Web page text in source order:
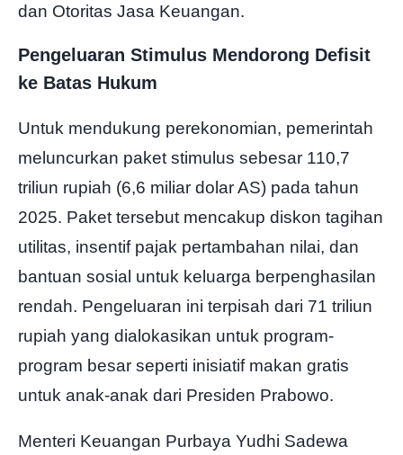
dan Otoritas Jasa Keuangan.
Pengeluaran Stimulus Mendorong Defisit
ke Batas Hukum
Untuk mendukung perekonomian, pemerintah
meluncurkan paket stimulus sebesar 110,7
triliun rupiah (6,6 miliar dolar AS) pada tahun
2025. Paket tersebut mencakup diskon tagihan
utilitas, insentif pajak pertambahan nilai, dan
bantuan sosial untuk keluarga berpenghasilan
rendah. Pengeluaran ini terpisah dari 71 triliun
rupiah yang dialokasikan untuk program-
program besar seperti inisiatif makan gratis
untuk anak-anak dari Presiden Prabowo.
Menteri Keuangan Purbaya Yudhi Sadewa